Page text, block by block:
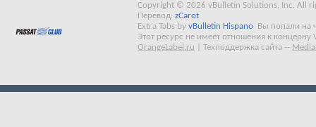
Copyright © 2026 vBulletin Solutions, Inc. All
Перевод: zCarot
Extra Tabs by vBulletin Hispano
Вы попали на
Этот ресурс не имеет отношения к концерну
OrangeLabel.ru
Техподдержка сайта --